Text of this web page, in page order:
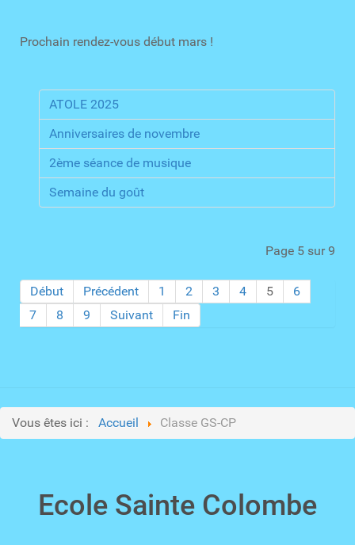
Prochain rendez-vous début mars !
ATOLE 2025
Anniversaires de novembre
2ème séance de musique
Semaine du goût
Page 5 sur 9
Début Précédent 1 2 3 4 5
6
7
8 9 Suivant Fin
Vous êtes ici : Accueil Classe GS-CP
Ecole Sainte Colombe